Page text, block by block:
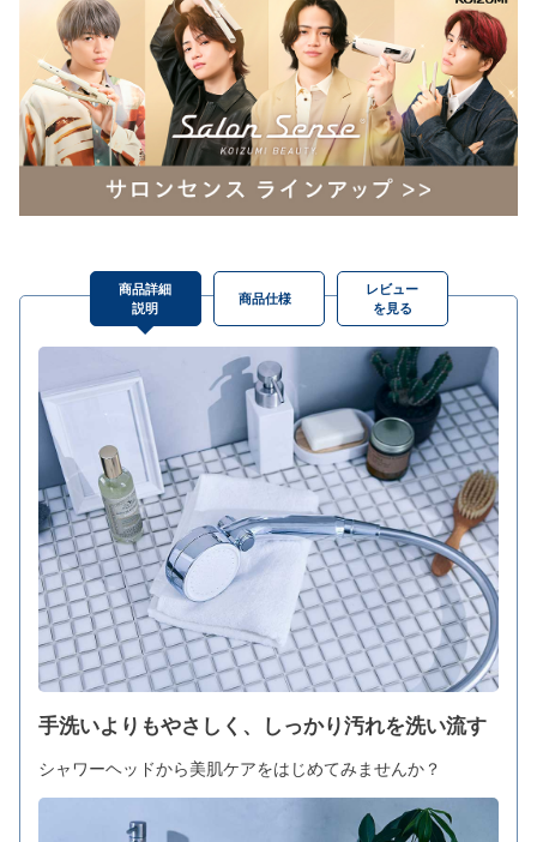
商品詳細
説明
手洗いよりもやさしく、しっかり汚れを洗い流す
シャワーヘッドから美肌ケアをはじめてみませんか？
商品仕様
レビュー
を見る